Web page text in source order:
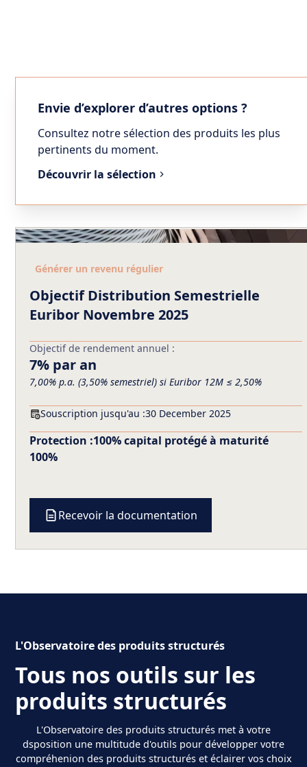
Envie d’explorer d’autres options ?
Consultez notre sélection des produits les plus
pertinents du moment.
Découvrir la sélection
Générer un revenu régulier
Objectif Distribution Semestrielle
Euribor Novembre 2025
Objectif de rendement annuel :
7% par an
7,00% p.a. (3,50% semestriel) si Euribor 12M ≤ 2,50%
Souscription jusqu'au :30 December 2025
Protection :100% capital protégé à maturité
100%
Recevoir la documentation
L'Observatoire des produits structurés
Tous nos outils sur les
produits structurés
L'Observatoire des produits structurés met à votre
dsposition une multitude d'outils pour développer votre
compréhenion des produits structurés et éclairer vos choix